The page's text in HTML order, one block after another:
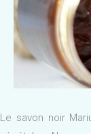
Le savon noir